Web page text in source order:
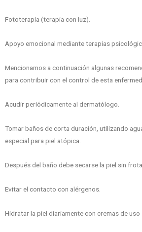
Fototerapia (terapia con luz).
Apoyo emocional mediante terapias
Mencionamos a continuación algunas
para contribuir con el control de esta
Acudir periódicamente al dermatólogo.
Tomar baños de corta duración, utilizando
especial para piel atópica.
Después del baño debe secarse la piel sin
Evitar el contacto con alérgenos.
Hidratar la piel diariamente con cremas de